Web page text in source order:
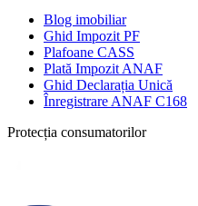
Blog imobiliar
Ghid Impozit PF
Plafoane CASS
Plată Impozit ANAF
Ghid Declarația Unică
Înregistrare ANAF C168
Protecția consumatorilor